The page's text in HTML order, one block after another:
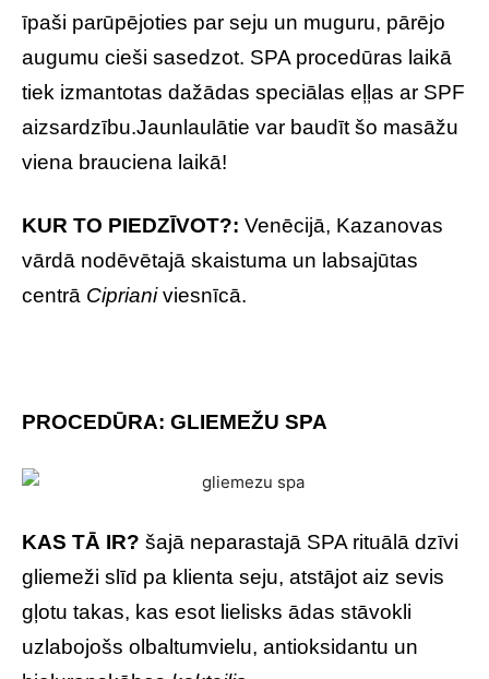
īpaši parūpējoties par seju un muguru, pārējo
augumu cieši sasedzot. SPA procedūras laikā
tiek izmantotas dažādas speciālas eļļas ar SPF
aizsardzību.Jaunlaulātie var baudīt šo masāžu
viena brauciena laikā!
KUR TO PIEDZĪVOT?: Venēcijā, Kazanovas
vārdā nodēvētajā skaistuma un labsajūtas
centrā Ciprianiviesnīcā.
PROCEDŪRA: GLIEMEŽU SPA
KAS TĀ IR? šajā neparastajā SPA rituālā dzīvi
gliemeži slīd pa klienta seju, atstājot aiz sevis
gļotu takas, kas esot lielisks ādas stāvokli
uzlabojošs olbaltumvielu, antioksidantu un